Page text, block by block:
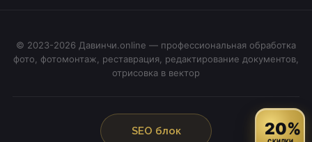
© 2023-2026 Давинчи.online — профессиональная обработка
фото, фотомонтаж, реставрация, редактирование документов,
отрисовка в вектор
SEO блок 20%